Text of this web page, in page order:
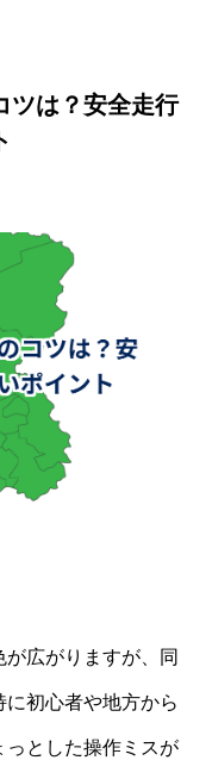
ツは？安全走行
広がりますが、同
初心者や地方から
っとした操作ミスが